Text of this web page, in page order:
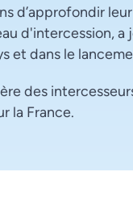
d’approfondir
d'intercession, a
et dans le
des
la France.